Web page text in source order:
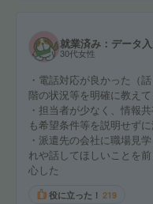
就業済み：データ
30代女性
・電話対応が良かった（
階の状況等を明確に教えて
・担当者が少なく、情報
も希望条件等を説明せず
・派遣先の会社に職場見
れや話してほしいことを
心した
役に立った！ 219